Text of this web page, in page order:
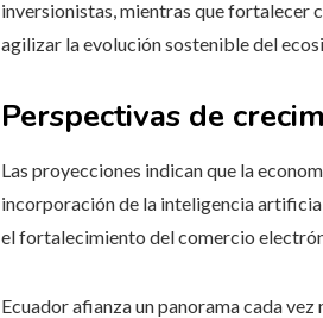
inversionistas, mientras que fortalecer
agilizar la evolución sostenible del
Perspectivas de
Las proyecciones indican que la
incorporación de la inteligencia
el fortalecimiento del comercio
Ecuador afianza un panorama cada